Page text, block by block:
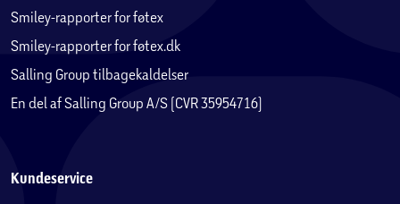
Smiley-rapporter for føtex
Smiley-rapporter for føtex.dk
Salling Group tilbagekaldelser
En del af Salling Group A/S (CVR 35954716)
Kundeservice